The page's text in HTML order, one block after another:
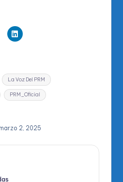
La Voz Del PRM
PRM_Oficial
2, 2025